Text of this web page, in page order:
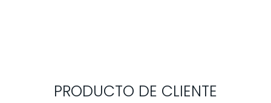
PRODUCTO DE CLIENTE